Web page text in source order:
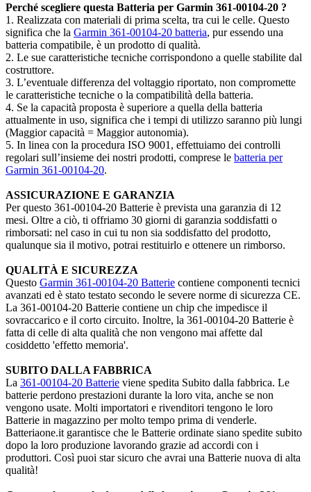
Perché scegliere questa Batteria per Garmin 361-00104-20 ?
1. Realizzata con materiali di prima scelta, tra cui le celle. Questo
significa che la Garmin 361-00104-20 batteria, pur essendo una
batteria compatibile, è un prodotto di qualità.
2. Le sue caratteristiche tecniche corrispondono a quelle stabilite dal
costruttore.
3. L’eventuale differenza del voltaggio riportato, non compromette
le caratteristiche tecniche o la compatibilità della batteria.
4. Se la capacità proposta è superiore a quella della batteria
attualmente in uso, significa che i tempi di utilizzo saranno più lungi
(Maggior capacità = Maggior autonomia).
5. In linea con la procedura ISO 9001, effettuiamo dei controlli
regolari sull’insieme dei nostri prodotti, comprese le batteria per
Garmin 361-00104-20.
ASSICURAZIONE E GARANZIA
Per questo 361-00104-20 Batterie è prevista una garanzia di 12
mesi. Oltre a ciò, ti offriamo 30 giorni di garanzia soddisfatti o
rimborsati: nel caso in cui tu non sia soddisfatto del prodotto,
qualunque sia il motivo, potrai restituirlo e ottenere un rimborso.
QUALITÀ E SICUREZZA
Questo Garmin 361-00104-20 Batterie contiene componenti tecnici
avanzati ed è stato testato secondo le severe norme di sicurezza CE.
La 361-00104-20 Batterie contiene un chip che impedisce il
sovraccarico e il corto circuito. Inoltre, la 361-00104-20 Batterie è
fatta di celle di alta qualità che non vengono mai affette dal
cosiddetto 'effetto memoria'.
SUBITO DALLA FABBRICA
La 361-00104-20 Batterie viene spedita Subito dalla fabbrica. Le
batterie perdono prestazioni durante la loro vita, anche se non
vengono usate. Molti importatori e rivenditori tengono le loro
Batterie in magazzino per molto tempo prima di venderle.
Batteriaone.it garantisce che le Batterie ordinate siano spedite subito
dopo la loro produzione lavorando grazie ad accordi con i
produttori. Così puoi star sicuro che avrai una Batterie nuova di alta
qualità!